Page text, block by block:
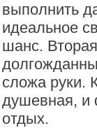
выполнить
идеальное
шанс.
сложа руки.
душевная, и
отдых.